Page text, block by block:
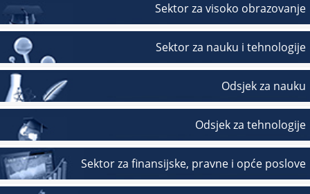
Sektor za visoko obrazovanje
Sektor za nauku i tehnologije
Odsjek za nauku
Odsjek za tehnologije
Sektor za finansijske, pravne i opće poslove